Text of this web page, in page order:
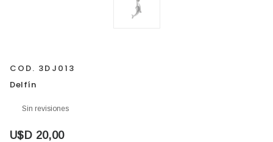
COD. 3DJ013
Delfín
Sin revisiones
U$D 20,00